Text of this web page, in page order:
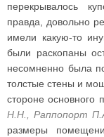
перекрывалось
правда, довольно
имели какую-то
были раскопаны
несомненно была
толстые стены и
стороне
Н.Н., Раппопорт
размеры